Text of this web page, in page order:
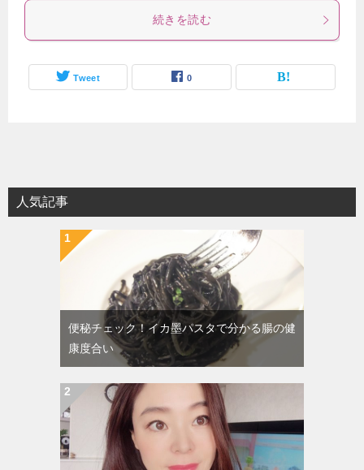
続きを読む
Tweet 0
人気記事
便秘チェック！イカ墨パスタで分かる腸の健
康度合い